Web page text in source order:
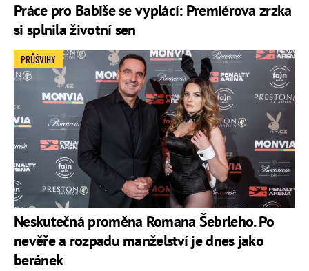
Práce pro Babiše se vyplácí: Premiérova zrzka
si splnila životní sen
Neskutečná proměna Romana Šebrleho. Po
nevěře a rozpadu manželství je dnes jako
beránek
PRŮŠVIHY